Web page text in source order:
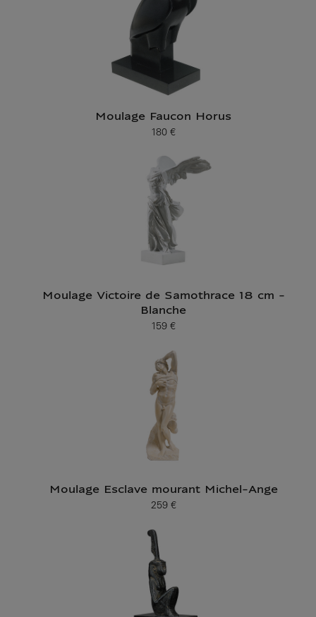
Moulage Faucon Horus
Prix ​​actuel
180 €
Moulage Victoire de Samothrace 18 cm -
Blanche
Prix ​​actuel
159 €
Moulage Esclave mourant Michel-Ange
Prix ​​actuel
259 €